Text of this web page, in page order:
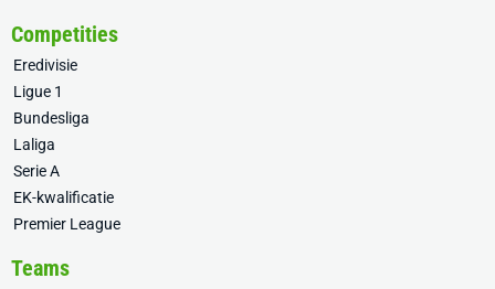
Competities
Eredivisie
Ligue 1
Bundesliga
Laliga
Serie A
EK-kwalificatie
Premier League
Teams